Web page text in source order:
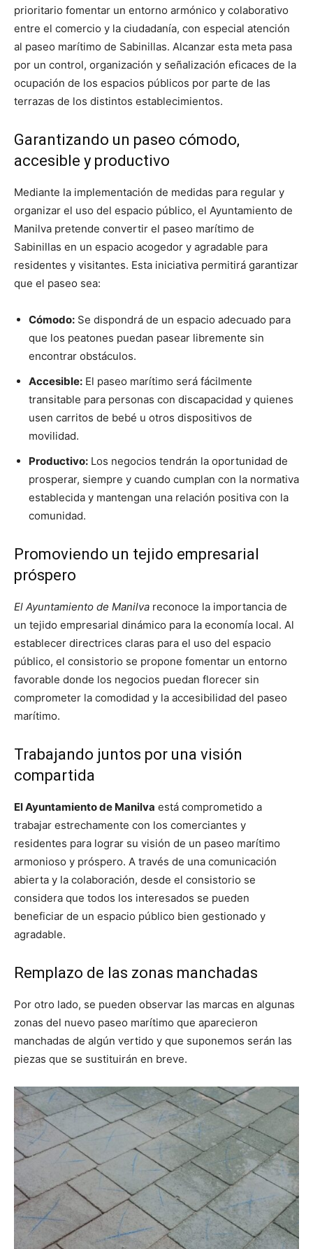
prioritario fomentar un entorno armónico y colaborativo
entre el comercio y la ciudadanía, con especial atención
al paseo marítimo de Sabinillas. Alcanzar esta meta pasa
por un control, organización y señalización eficaces de la
ocupación de los espacios públicos por parte de las
terrazas de los distintos establecimientos.
Garantizando un paseo cómodo,
accesible y productivo
Mediante la implementación de medidas para regular y
organizar el uso del espacio público, el Ayuntamiento de
Manilva pretende convertir el paseo marítimo de
Sabinillas en un espacio acogedor y agradable para
residentes y visitantes. Esta iniciativa permitirá garantizar
que el paseo sea:
Cómodo: Se dispondrá de un espacio adecuado para
que los peatones puedan pasear libremente sin
encontrar obstáculos.
Accesible: El paseo marítimo será fácilmente
transitable para personas con discapacidad y quienes
usen carritos de bebé u otros dispositivos de
movilidad.
Productivo: Los negocios tendrán la oportunidad de
prosperar, siempre y cuando cumplan con la normativa
establecida y mantengan una relación positiva con la
comunidad.
Promoviendo un tejido empresarial
próspero
El Ayuntamiento de Manilva reconoce la importancia de
un tejido empresarial dinámico para la economía local. Al
establecer directrices claras para el uso del espacio
público, el consistorio se propone fomentar un entorno
favorable donde los negocios puedan florecer sin
comprometer la comodidad y la accesibilidad del paseo
marítimo.
Trabajando juntos por una visión
compartida
El Ayuntamiento de Manilva está comprometido a
trabajar estrechamente con los comerciantes y
residentes para lograr su visión de un paseo marítimo
armonioso y próspero. A través de una comunicación
abierta y la colaboración, desde el consistorio se
considera que todos los interesados se pueden
beneficiar de un espacio público bien gestionado y
agradable.
Remplazo de las zonas manchadas
Por otro lado, se pueden observar las marcas en algunas
zonas del nuevo paseo marítimo que aparecieron
manchadas de algún vertido y que suponemos serán las
piezas que se sustituirán en breve.